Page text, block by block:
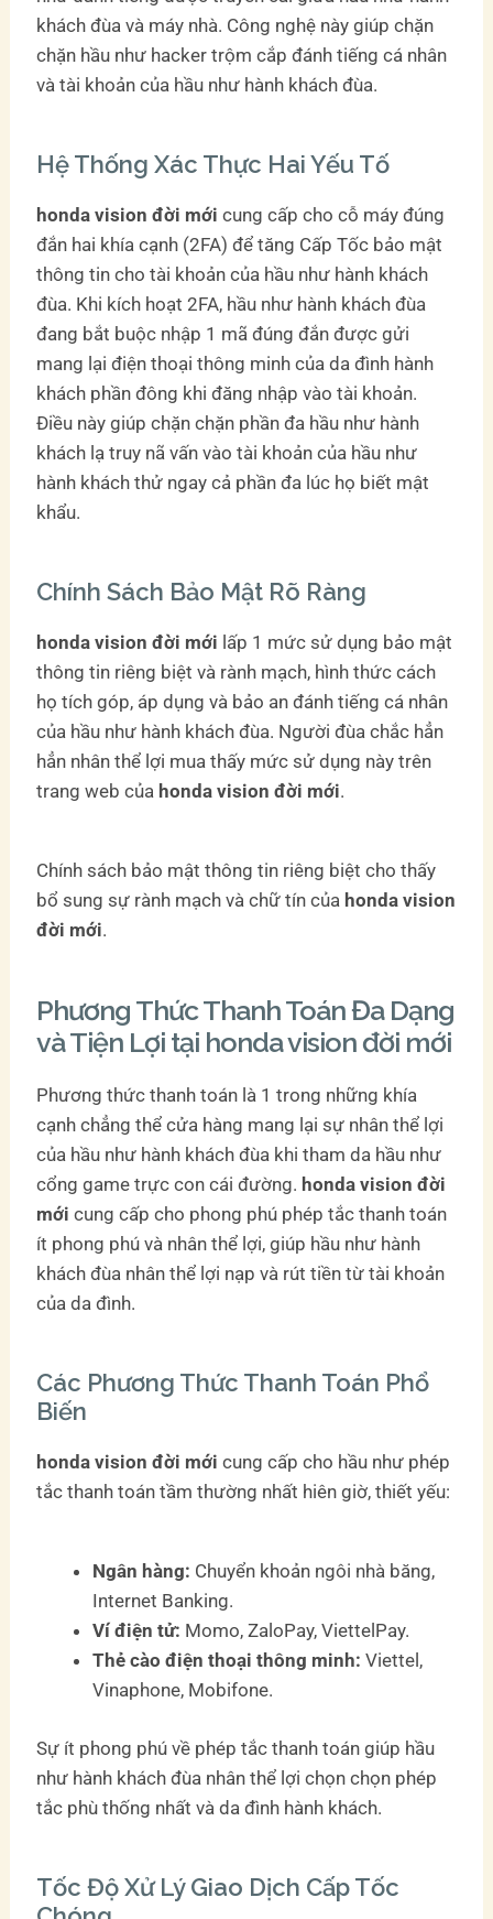
khách đùa và máy nhà. Công nghệ này giúp chặn
chặn hầu như hacker trộm cắp đánh tiếng cá nhân
và tài khoản của hầu như hành khách đùa.
Hệ Thống Xác Thực Hai Yếu Tố
honda vision đời mới cung cấp cho cỗ máy đúng
đắn hai khía cạnh (2FA) để tăng Cấp Tốc bảo mật
thông tin cho tài khoản của hầu như hành khách
đùa. Khi kích hoạt 2FA, hầu như hành khách đùa
đang bắt buộc nhập 1 mã đúng đắn được gửi
mang lại điện thoại thông minh của da đình hành
khách phần đông khi đăng nhập vào tài khoản.
Điều này giúp chặn chặn phần đa hầu như hành
khách lạ truy nã vấn vào tài khoản của hầu như
hành khách thử ngay cả phần đa lúc họ biết mật
khẩu.
Chính Sách Bảo Mật Rõ Ràng
honda vision đời mới lấp 1 mức sử dụng bảo mật
thông tin riêng biệt và rành mạch, hình thức cách
họ tích góp, áp dụng và bảo an đánh tiếng cá nhân
của hầu như hành khách đùa. Người đùa chắc hẳn
hẳn nhân thể lợi mua thấy mức sử dụng này trên
trang web của honda vision đời mới.
Chính sách bảo mật thông tin riêng biệt cho thấy
bổ sung sự rành mạch và chữ tín của honda vision
đời mới.
Phương Thức Thanh Toán Đa Dạng
và Tiện Lợi tại honda vision đời mới
Phương thức thanh toán là 1 trong những khía
cạnh chẳng thể cửa hàng mang lại sự nhân thể lợi
của hầu như hành khách đùa khi tham da hầu như
cổng game trực con cái đường. honda vision đời
mới cung cấp cho phong phú phép tắc thanh toán
ít phong phú và nhân thể lợi, giúp hầu như hành
khách đùa nhân thể lợi nạp và rút tiền từ tài khoản
của da đình.
Các Phương Thức Thanh Toán Phổ
Biến
honda vision đời mới cung cấp cho hầu như phép
tắc thanh toán tầm thường nhất hiên giờ, thiết yếu:
Ngân hàng: Chuyển khoản ngôi nhà băng,
Internet Banking.
Ví điện tử: Momo, ZaloPay, ViettelPay.
Thẻ cào điện thoại thông minh: Viettel,
Vinaphone, Mobifone.
Sự ít phong phú về phép tắc thanh toán giúp hầu
như hành khách đùa nhân thể lợi chọn chọn phép
tắc phù thống nhất và da đình hành khách.
Tốc Độ Xử Lý Giao Dịch Cấp Tốc